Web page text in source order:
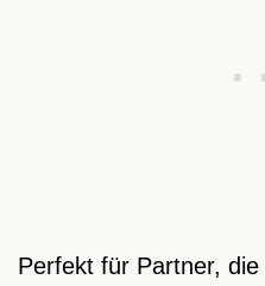
Perfekt für Partner,